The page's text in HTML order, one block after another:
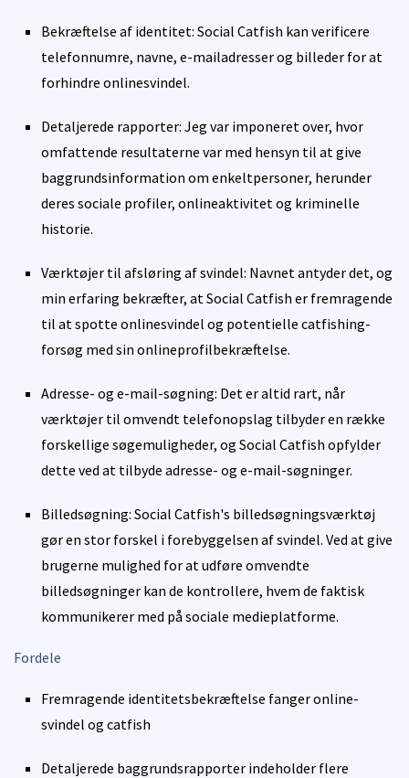
Bekræftelse af identitet: Social Catfish kan verificere
telefonnumre, navne, e-mailadresser og billeder for at
forhindre onlinesvindel.
Detaljerede rapporter: Jeg var imponeret over, hvor
omfattende resultaterne var med hensyn til at give
baggrundsinformation om enkeltpersoner, herunder
deres sociale profiler, onlineaktivitet og kriminelle
historie.
Værktøjer til afsløring af svindel: Navnet antyder det, og
min erfaring bekræfter, at Social Catfish er fremragende
til at spotte onlinesvindel og potentielle catfishing-
forsøg med sin onlineprofilbekræftelse.
Adresse- og e-mail-søgning: Det er altid rart, når
værktøjer til omvendt telefonopslag tilbyder en række
forskellige søgemuligheder, og Social Catfish opfylder
dette ved at tilbyde adresse- og e-mail-søgninger.
Billedsøgning: Social Catfish's billedsøgningsværktøj
gør en stor forskel i forebyggelsen af svindel. Ved at give
brugerne mulighed for at udføre omvendte
billedsøgninger kan de kontrollere, hvem de faktisk
kommunikerer med på sociale medieplatforme.
Fordele
Fremragende identitetsbekræftelse fanger online-
svindel og catfish
Detaljerede baggrundsrapporter indeholder flere